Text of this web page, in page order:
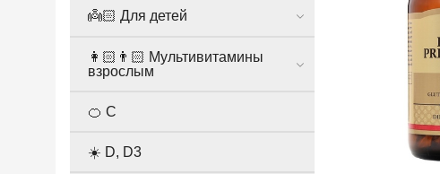
👼🏻 Для детей
👩🏻👨🏻 Мультивитамины
взрослым
🍊 С
☀️ D, D3